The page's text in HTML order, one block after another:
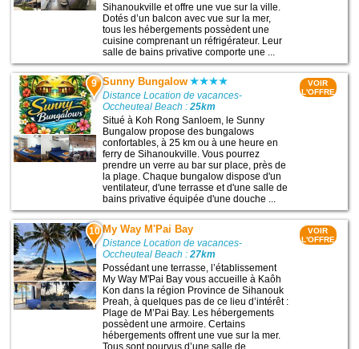
Sihanoukville et offre une vue sur la ville.
Dotés d’un balcon avec vue sur la mer,
tous les hébergements possèdent une
cuisine comprenant un réfrigérateur. Leur
salle de bains privative comporte une ...
9 Sunny Bungalow
Distance Location de vacances-
Occheuteal Beach :25km
Situé à Koh Rong Sanloem, le Sunny
Bungalow propose des bungalows
confortables, à 25 km ou à une heure en
ferry de Sihanoukville. Vous pourrez
prendre un verre au bar sur place, près de
la plage. Chaque bungalow dispose d'un
ventilateur, d'une terrasse et d'une salle de
bains privative équipée d'une douche ...
VOIR
L'OFFRE
10 My Way M'Pai Bay
Distance Location de vacances-
Occheuteal Beach :27km
Possédant une terrasse, l’établissement
My Way M'Pai Bay vous accueille à Kaôh
Kon dans la région Province de Sihanouk
Preah, à quelques pas de ce lieu d’intérêt :
Plage de M’Pai Bay. Les hébergements
possèdent une armoire. Certains
hébergements offrent une vue sur la mer.
Tous sont pourvus d’une salle de ...
VOIR
L'OFFRE